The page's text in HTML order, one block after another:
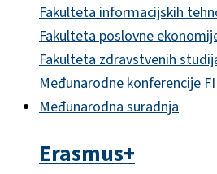
Fakulteta informacijskih
Fakulteta poslovne
Fakulteta zdravstvenih
Međunarodne konferencije
Međunarodna suradnja
Erasmus+